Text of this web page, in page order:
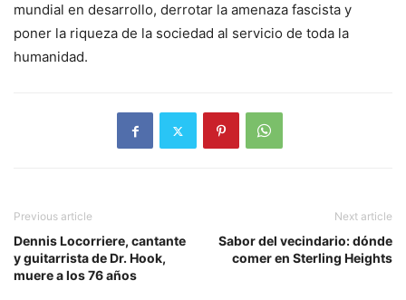
mundial en desarrollo, derrotar la amenaza fascista y
poner la riqueza de la sociedad al servicio de toda la
humanidad.
Previous article
Dennis Locorriere, cantante
y guitarrista de Dr. Hook,
muere a los 76 años
Next article
Sabor del vecindario: dónde
comer en Sterling Heights